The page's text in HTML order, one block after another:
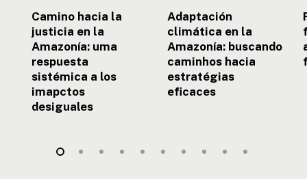
los
imapctos
desiguales
Camino hacia la
justicia en la
Amazonía: uma
respuesta
sistémica a los
imapctos
desiguales
Adaptación
climática en la
Amazonía: buscando
caminhos hacia
estratégias
eficaces